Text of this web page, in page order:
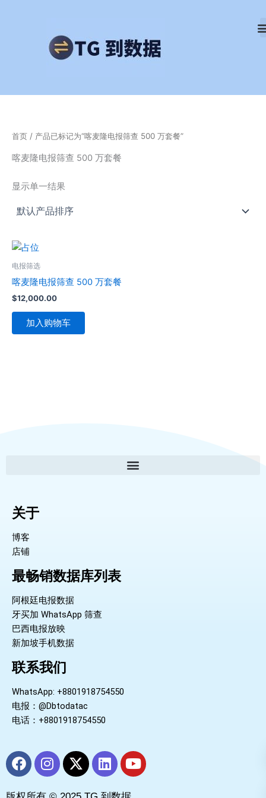
首页 / 产品已标记为“喀麦隆电报筛查 500 万套餐”
喀麦隆电报筛查 500 万套餐
显示单一结果
电报筛选
喀麦隆电报筛查 500 万套餐
$12,000.00
加入购物车
关于
博客
店铺
最畅销数据库列表
阿根廷电报数据
牙买加 WhatsApp 筛查
巴西电报放映
新加坡手机数据
联系我们
WhatsApp: +8801918754550
电报：@Dbtodatac
电话：+8801918754550
F
a
I
n
X
-
L
i
Y
o